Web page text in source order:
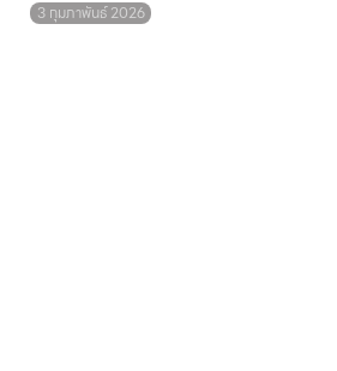
3 กุมภาพันธ์ 2026